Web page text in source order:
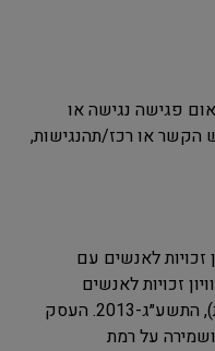
פגישה נגישה או
הקשר או רכז/תהנגישות,
זכויות לאנשים עם
ולתקנות שוויון זכויות לאנשים
עםמוגבלות (התאמות נגישות לשירות), התשע״ג-2013. העסק
על רמת